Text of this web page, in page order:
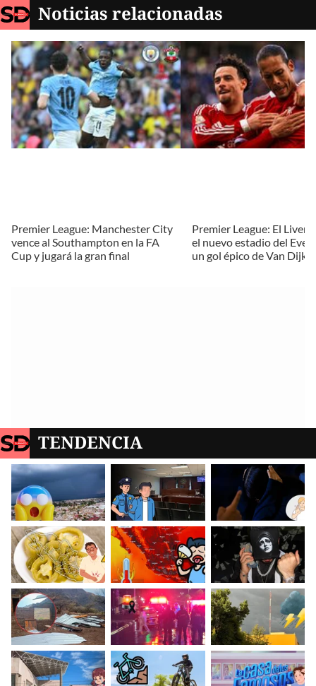
Noticias relacionadas
Premier League: Manchester City
vence al Southampton en la FA
Cup y jugará la gran final
Premier League: El
el nuevo estadio del
un gol épico de Van Dijk
TENDENCIA